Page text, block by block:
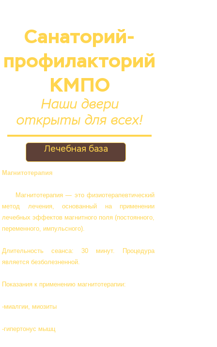
Санаторий-
профилакторий
КМПО
Наши двери
открыты для всех!
Магнитотерапия
Магнитотерапия — это физиотерапевтический
метод лечения, основанный на применении
лечебных эффектов магнитного поля (постоянного,
переменного, импульсного).
Длительность сеанса: 30 минут. Процедура
является безболезненной.
Показания к применению магнитотерапии:
-миалгии, миозиты
-гипертонус мышц
Лечебная база